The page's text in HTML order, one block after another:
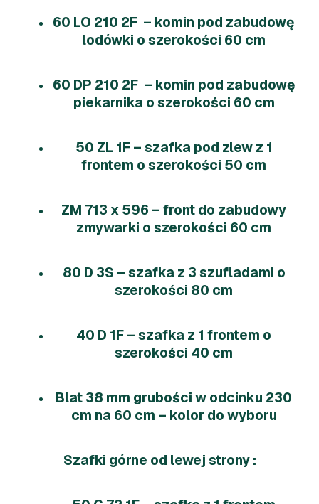
60 LO 210 2F – komin pod zabudowę
lodówki o szerokości 60 cm
60 DP 210 2F – komin pod zabudowę
piekarnika o szerokości 60 cm
50 ZL 1F – szafka pod zlew z 1
frontem o szerokości 50 cm
ZM 713 x 596 – front do zabudowy
zmywarki o szerokości 60 cm
80 D 3S – szafka z 3 szufladami o
szerokości 80 cm
40 D 1F – szafka z 1 frontem o
szerokości 40 cm
Blat 38 mm grubości w odcinku 230
cm na 60 cm – kolor do wyboru
Szafki górne od lewej strony :